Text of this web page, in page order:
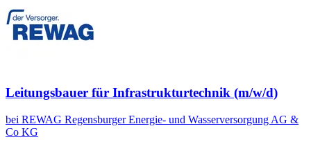
Leitungsbauer für Infrastrukturtechnik (m/w/d)
bei REWAG Regensburger Energie- und Wasserversorgung AG &
Co KG